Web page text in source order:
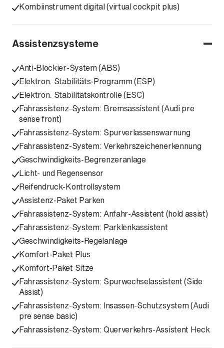
Kombiinstrument digital (virtual cockpit plus)
Assistenzsysteme
Anti-Blockier-System (ABS)
Elektron. Stabilitäts-Programm (ESP)
Elektron. Stabilitätskontrolle (ESC)
Fahrassistenz-System: Bremsassistent (Audi pre
sense front)
Fahrassistenz-System: Spurverlassenswarnung
Fahrassistenz-System: Verkehrszeichenerkennung
Geschwindigkeits-Begrenzeranlage
Licht- und Regensensor
Reifendruck-Kontrollsystem
Assistenz-Paket Parken
Fahrassistenz-System: Anfahr-Assistent (hold assist)
Fahrassistenz-System: Parklenkassistent
Geschwindigkeits-Regelanlage
Komfort-Paket Plus
Komfort-Paket Sitze
Fahrassistenz-System: Spurwechselassistent (Side
Assist)
Fahrassistenz-System: Insassen-Schutzsystem (Audi
pre sense basic)
Fahrassistenz-System: Querverkehrs-Assistent Heck